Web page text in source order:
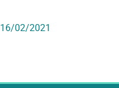
16/02/2021